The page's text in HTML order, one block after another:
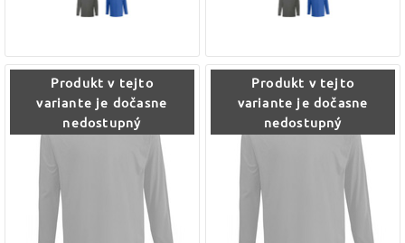
Produkt v tejto
variante je dočasne
nedostupný
Produkt v tejto
variante je dočasne
nedostupný